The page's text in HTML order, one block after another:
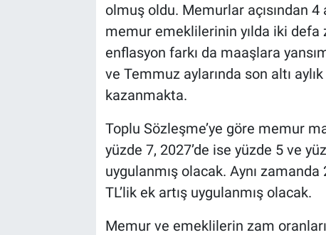
olmuş oldu. Memurlar açısından
memur emeklilerinin yılda iki defa
enflasyon farkı da maaşlara
ve Temmuz aylarında son altı
kazanmakta.
Toplu Sözleşme’ye göre memur
yüzde 7, 2027’de ise yüzde 5 ve
uygulanmış olacak. Aynı zamanda
TL’lik ek artış uygulanmış olacak.
Memur ve emeklilerin zam oranları